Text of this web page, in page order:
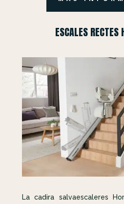
ESCALES RECTES
La cadira salvaescaleres